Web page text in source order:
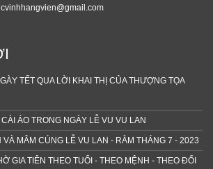
TẾT QUA LỜI KHAI THỊ CỦA THƯỢNG TỌA
ÁO TRONG NGÀY LỄ VU VU LAN
VÀ MÂM CÚNG LỄ VU LAN - RẰM THÁNG 7 - 2023
GIA TIÊN THEO TUỔI - THEO MỆNH - THEO ĐỐI